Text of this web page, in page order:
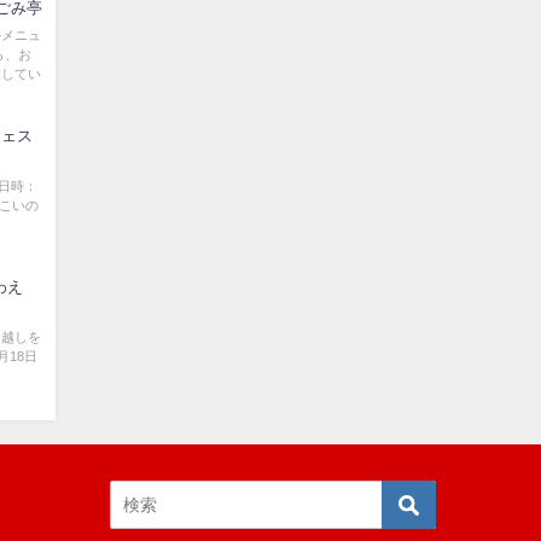
み亭
ニュ
、お
てい
ス
時：
いの
え
しを
18日